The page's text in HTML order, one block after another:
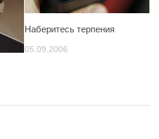
Наберитесь терпения
05.09.2006